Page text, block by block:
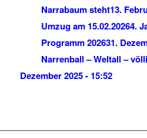
Narrabaum steht13.
Umzug am 15.02.20264.
Programm 202631.
Narrenball – Weltall –
Dezember 2025 - 15:52